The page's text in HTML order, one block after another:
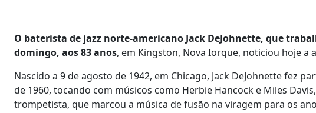
O baterista de jazz norte-americano Jack DeJohnette, que
domingo, aos 83 anos, em Kingston, Nova Iorque, noticiou hoje a
Nascido a 9 de agosto de 1942, em Chicago, Jack DeJohnette fez
de 1960, tocando com músicos como Herbie Hancock e Miles
trompetista, que marcou a música de fusão na viragem para os